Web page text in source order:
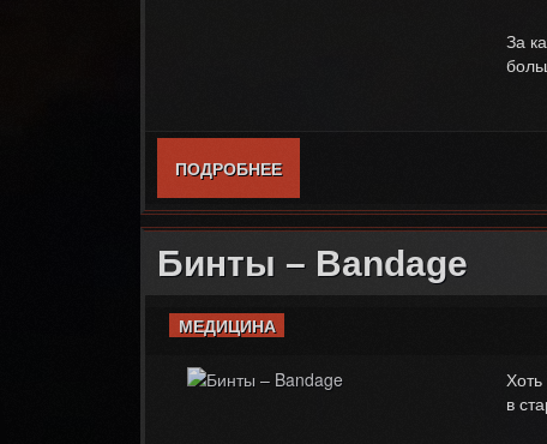
За
ПОДРОБНЕЕО НАБОР ДЛЯ СЛИТИЯ КРОВИ —
Бинты – Bandage
МЕДИЦИНА
в